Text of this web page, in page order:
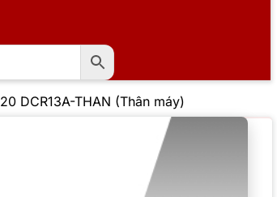
DCR13A-THAN (Thân máy)